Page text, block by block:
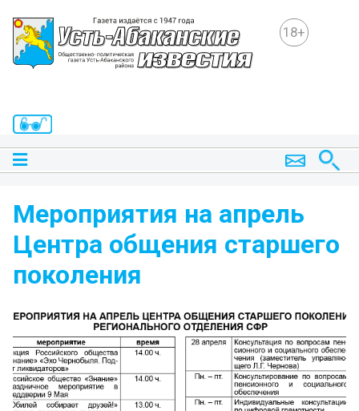
18+
Мероприятия на апрель
Центра общения старшего
поколения